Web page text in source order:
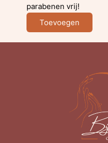
parabenen vrij!
Toevoegen